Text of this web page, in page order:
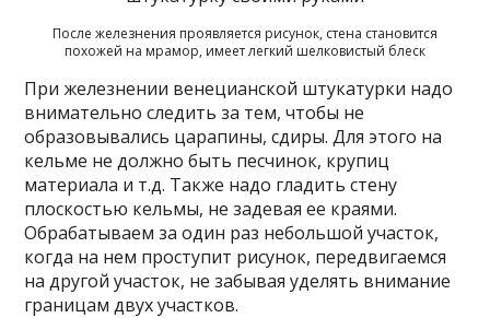
После железнения проявляется рисунок, стена становится
похожей на мрамор, имеет легкий шелковистый блеск
При железнении венецианской штукатурки надо
внимательно следить за тем, чтобы не
образовывались царапины, сдиры. Для этого на
кельме не должно быть песчинок, крупиц
материала и т.д. Также надо гладить стену
плоскостью кельмы, не задевая ее краями.
Обрабатываем за один раз небольшой участок,
когда на нем проступит рисунок, передвигаемся
на другой участок, не забывая уделять внимание
границам двух участков.